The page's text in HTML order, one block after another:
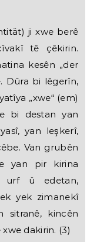
ji xwe berê
tê çêkirin.
kesên „der
Dûra bi lêgerîn,
„xwe“ (em)
bi destan yan
yan leşkerî,
Van grubên
yan pir kirina
urf û edetan,
yek zimanekî
sitranê, kincên
dakirin. (3)